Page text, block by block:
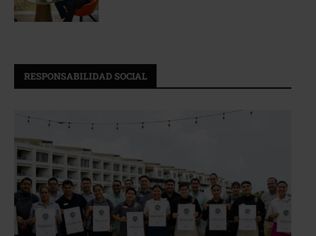
RESPONSABILIDAD SOCIAL